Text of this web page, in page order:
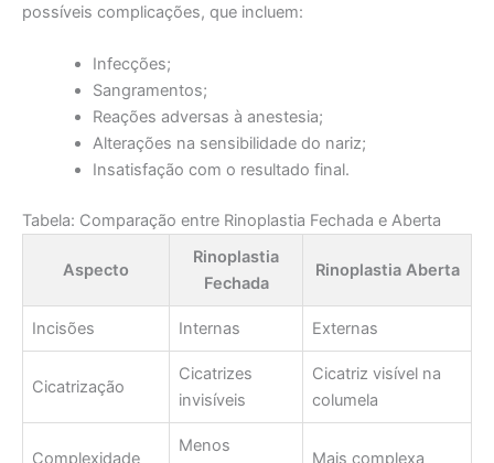
possíveis complicações, que incluem:
Infecções;
Sangramentos;
Reações adversas à anestesia;
Alterações na sensibilidade do nariz;
Insatisfação com o resultado final.
Tabela: Comparação entre Rinoplastia Fechada e Aberta
Aspecto
Rinoplastia
Fechada
Rinoplastia Aberta
Incisões Internas Externas
Cicatrização
Cicatrizes
invisíveis
Cicatriz visível na
columela
Complexidade
Menos
Mais complexa